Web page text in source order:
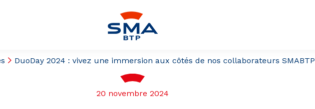
DuoDay 2024 : vivez une immersion aux côtés de nos collaborateurs SMABTP
20 novembre 2024